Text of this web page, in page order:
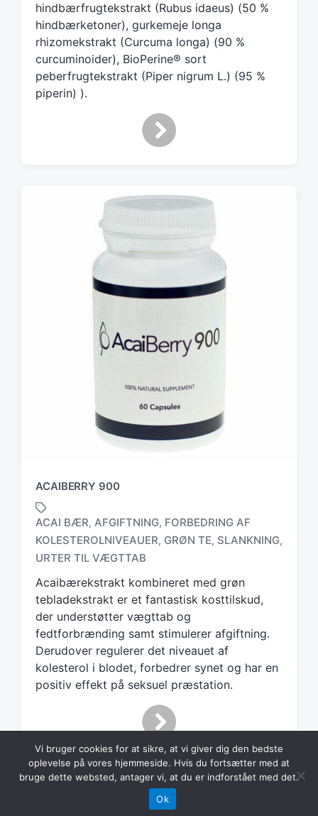
hindbærfrugtekstrakt (Rubus idaeus) (50 %
hindbærketoner), gurkemeje longa
rhizomekstrakt (Curcuma longa) (90 %
curcuminoider), BioPerine® sort
peberfrugtekstrakt (Piper nigrum L.) (95 %
piperin) ).
ACAIBERRY 900
T
a
g
e
d
w
i
h
ACAI BÆR, AFGIFTNING, FORBEDRING AF
KOLESTEROLNIVEAUER, GRØN TE, SLANKNING,
URTER TIL VÆGTTAB
Acaibærekstrakt kombineret med grøn
tebladekstrakt er et fantastisk kosttilskud,
der understøtter vægttab og
fedtforbrænding samt stimulerer afgiftning.
Derudover regulerer det niveauet af
kolesterol i blodet, forbedrer synet og har en
positiv effekt på seksuel præstation.
Vi bruger cookies for at sikre, at vi giver dig den bedste
oplevelse på vores hjemmeside. Hvis du fortsætter med at
bruge dette websted, antager vi, at du er indforstået med det.
Ok